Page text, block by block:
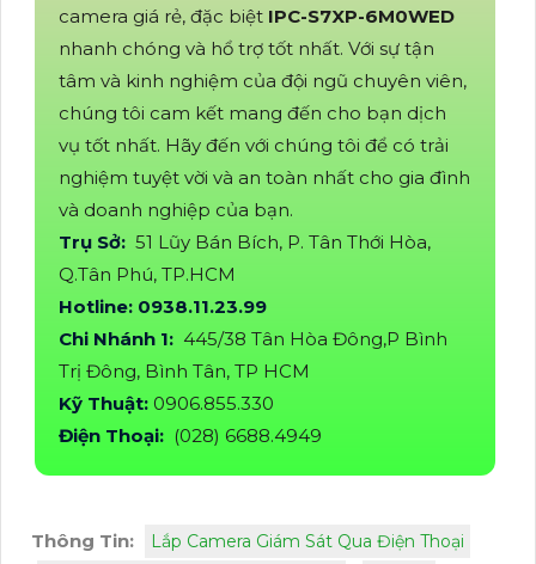
camera giá rẻ, đặc biệt IPC-S7XP-6M0WED
nhanh chóng và hổ trợ tốt nhất. Với sự tận
tâm và kinh nghiệm của đội ngũ chuyên viên,
chúng tôi cam kết mang đến cho bạn dịch
vụ tốt nhất. Hãy đến với chúng tôi để có trải
nghiệm tuyệt vời và an toàn nhất cho gia đình
và doanh nghiệp của bạn.
Trụ Sở: 51 Lũy Bán Bích, P. Tân Thới Hòa,
Q.Tân Phú, TP.HCM
Hotline: 0938.11.23.99
Chi Nhánh 1: 445/38 Tân Hòa Đông,P Bình
Trị Đông, Bình Tân, TP HCM
Kỹ Thuật: 0906.855.330
Điện Thoại: (028) 6688.4949
Thông Tin:
Lắp Camera Giám Sát Qua Điện Thoại